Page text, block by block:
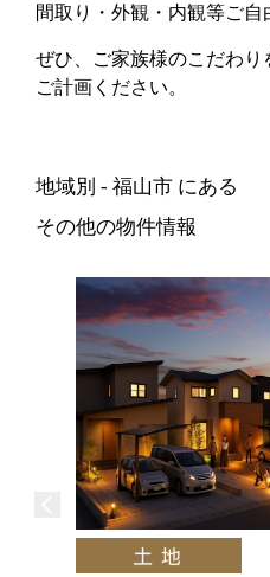
間取り・外観・内観等ご自
ぜひ、ご家族様のこだわ
ご計画ください。
地域別 - 福山市 にある
その他の物件情報